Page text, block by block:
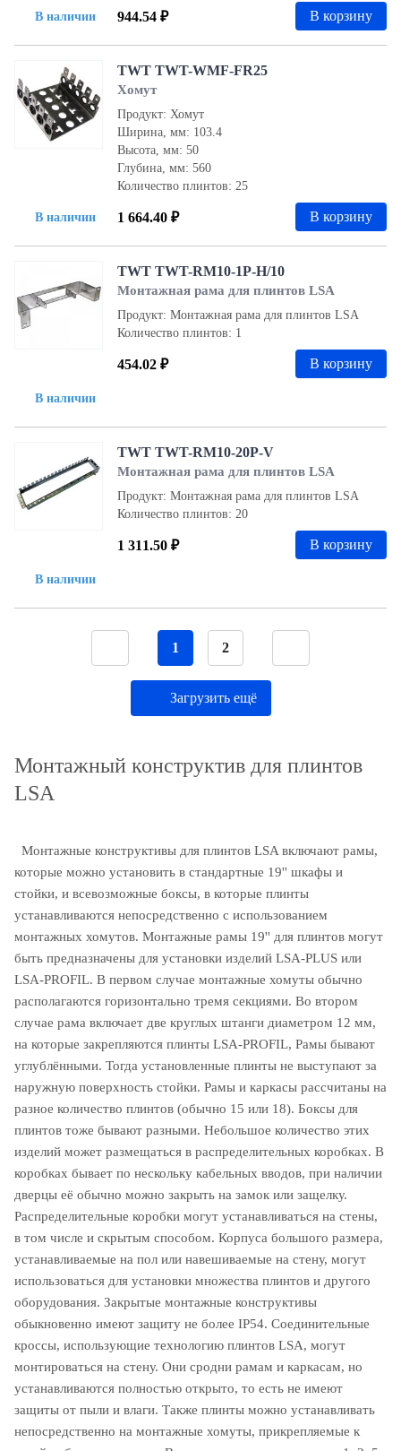
В наличии 944.54 ₽ В корзину
В наличии
TWT TWT-WMF-FR25
Хомут
Продукт: Хомут
Ширина, мм: 103.4
Высота, мм: 50
Глубина, мм: 560
Количество плинтов: 25
1 664.40 ₽ В корзину
В наличии
TWT TWT-RM10-1P-H/10
Монтажная рама для плинтов LSA
Продукт: Монтажная рама для плинтов LSA
Количество плинтов: 1
454.02 ₽ В корзину
В наличии
TWT TWT-RM10-20P-V
Монтажная рама для плинтов LSA
Продукт: Монтажная рама для плинтов LSA
Количество плинтов: 20
1 311.50 ₽ В корзину
1 2
Загрузить ещё
Монтажный конструктив для плинтов
LSA
Монтажные конструктивы для плинтов LSA включают рамы,
которые можно установить в стандартные 19'' шкафы и
стойки, и всевозможные боксы, в которые плинты
устанавливаются непосредственно с использованием
монтажных хомутов. Монтажные рамы 19'' для плинтов могут
быть предназначены для установки изделий LSA-PLUS или
LSA-PROFIL. В первом случае монтажные хомуты обычно
располагаются горизонтально тремя секциями. Во втором
случае рама включает две круглых штанги диаметром 12 мм,
на которые закрепляются плинты LSA-PROFIL, Рамы бывают
углублёнными. Тогда установленные плинты не выступают за
наружную поверхность стойки. Рамы и каркасы рассчитаны на
разное количество плинтов (обычно 15 или 18). Боксы для
плинтов тоже бывают разными. Небольшое количество этих
изделий может размещаться в распределительных коробках. В
коробках бывает по нескольку кабельных вводов, при наличии
дверцы её обычно можно закрыть на замок или защелку.
Распределительные коробки могут устанавливаться на стены,
в том числе и скрытым способом. Корпуса большого размера,
устанавливаемые на пол или навешиваемые на стену, могут
использоваться для установки множества плинтов и другого
оборудования. Закрытые монтажные конструктивы
обыкновенно имеют защиту не более IP54. Соединительные
кроссы, использующие технологию плинтов LSA, могут
монтироваться на стену. Они сродни рамам и каркасам, но
устанавливаются полностью открыто, то есть не имеют
защиты от пыли и влаги. Также плинты можно устанавливать
непосредственно на монтажные хомуты, прикрепляемые к